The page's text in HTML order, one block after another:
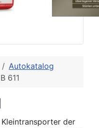
Autokatalog
611
der